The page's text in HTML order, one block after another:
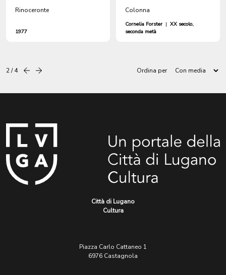
Rinoceronte
1977
Colonna
Cornelia Forster | XX secolo,
seconda metà
2 / 4 Precedentesuccessiva Ordina per
Città di Lugano
Cultura
Piazza Carlo Cattaneo 1
6976 Castagnola